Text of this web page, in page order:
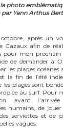
la photo
par Yann Arthus
après un
Cazaux afin de
pour mon
de demander à
les plages océanes
la fin de l’été
les plages sont
au surf. Pour
avant
humains, de jouer
serviettes et de
vagues.